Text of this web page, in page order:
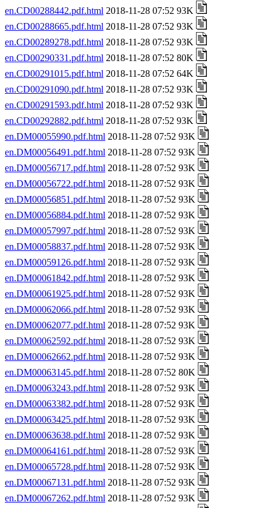
en.CD00288442.pdf.html 2018-11-28 07:52 93K
en.CD00288665.pdf.html 2018-11-28 07:52 93K
en.CD00289278.pdf.html 2018-11-28 07:52 93K
en.CD00290331.pdf.html 2018-11-28 07:52 80K
en.CD00291015.pdf.html 2018-11-28 07:52 64K
en.CD00291090.pdf.html 2018-11-28 07:52 93K
en.CD00291593.pdf.html 2018-11-28 07:52 93K
en.CD00292882.pdf.html 2018-11-28 07:52 93K
en.DM00055990.pdf.html 2018-11-28 07:52 93K
en.DM00056491.pdf.html 2018-11-28 07:52 93K
en.DM00056717.pdf.html 2018-11-28 07:52 93K
en.DM00056722.pdf.html 2018-11-28 07:52 93K
en.DM00056851.pdf.html 2018-11-28 07:52 93K
en.DM00056884.pdf.html 2018-11-28 07:52 93K
en.DM00057997.pdf.html 2018-11-28 07:52 93K
en.DM00058837.pdf.html 2018-11-28 07:52 93K
en.DM00059126.pdf.html 2018-11-28 07:52 93K
en.DM00061842.pdf.html 2018-11-28 07:52 93K
en.DM00061925.pdf.html 2018-11-28 07:52 93K
en.DM00062066.pdf.html 2018-11-28 07:52 93K
en.DM00062077.pdf.html 2018-11-28 07:52 93K
en.DM00062592.pdf.html 2018-11-28 07:52 93K
en.DM00062662.pdf.html 2018-11-28 07:52 93K
en.DM00063145.pdf.html 2018-11-28 07:52 80K
en.DM00063243.pdf.html 2018-11-28 07:52 93K
en.DM00063382.pdf.html 2018-11-28 07:52 93K
en.DM00063425.pdf.html 2018-11-28 07:52 93K
en.DM00063638.pdf.html 2018-11-28 07:52 93K
en.DM00064161.pdf.html 2018-11-28 07:52 93K
en.DM00065728.pdf.html 2018-11-28 07:52 93K
en.DM00067131.pdf.html 2018-11-28 07:52 93K
en.DM00067262.pdf.html 2018-11-28 07:52 93K